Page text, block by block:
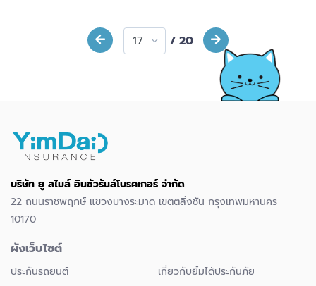
/ 20
บริษัท ยู สไมล์ อินชัวรันส์โบรคเกอร์ จำกัด
22 ถนนราชพฤกษ์ แขวงบางระมาด เขตตลิ่งชัน กรุงเทพมหานคร
10170
ผังเว็บไซต์
ประกันรถยนต์
เกี่ยวกับยิ้มได้ประกันภัย